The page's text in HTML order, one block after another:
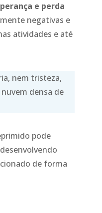
e perda
negativas e
atividades e até
nem tristeza,
densa de
pode
de forma